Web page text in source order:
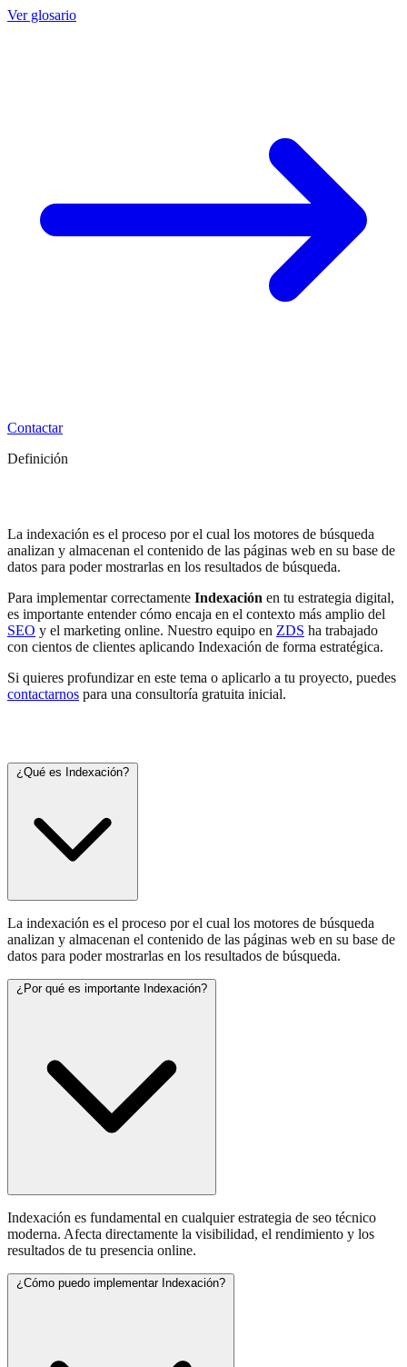
Ver glosario
Contactar
Definición
La indexación es el proceso por el cual los motores de búsqueda
analizan y almacenan el contenido de las páginas web en su base de
datos para poder mostrarlas en los resultados de búsqueda.
Para implementar correctamente Indexación en tu estrategia digital,
es importante entender cómo encaja en el contexto más amplio del
SEO y el marketing online. Nuestro equipo en ZDS ha trabajado
con cientos de clientes aplicando Indexación de forma estratégica.
Si quieres profundizar en este tema o aplicarlo a tu proyecto, puedes
contactarnos para una consultoría gratuita inicial.
¿Qué es Indexación?
La indexación es el proceso por el cual los motores de búsqueda
analizan y almacenan el contenido de las páginas web en su base de
datos para poder mostrarlas en los resultados de búsqueda.
¿Por qué es importante Indexación?
Indexación es fundamental en cualquier estrategia de seo técnico
moderna. Afecta directamente la visibilidad, el rendimiento y los
resultados de tu presencia online.
¿Cómo puedo implementar Indexación?